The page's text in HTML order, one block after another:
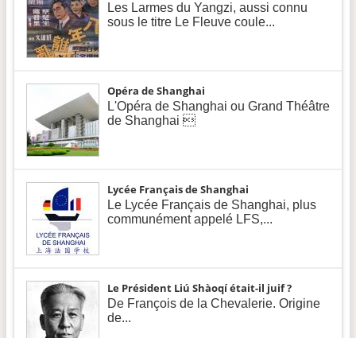
Les Larmes du Yangzi, aussi connu
sous le titre Le Fleuve coule...
Opéra de Shanghai
L'Opéra de Shanghai ou Grand Théâtre
de Shanghai 
Lycée Français de Shanghai
Le Lycée Français de Shanghai, plus
communément appelé LFS,...
Le Président Liú Shàoqí était-il juif ?
De François de la Chevalerie. Origine
de...